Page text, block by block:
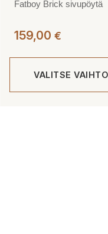
Fatboy Brick sivupöytä
159,00 €
VALITSE